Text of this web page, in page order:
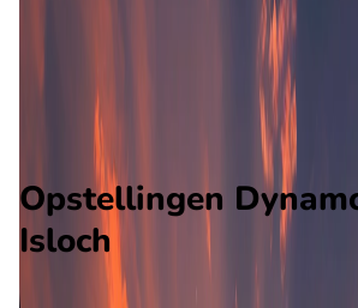
Voorspelling
Voorbeschouwing
Opstellingen
Isloch